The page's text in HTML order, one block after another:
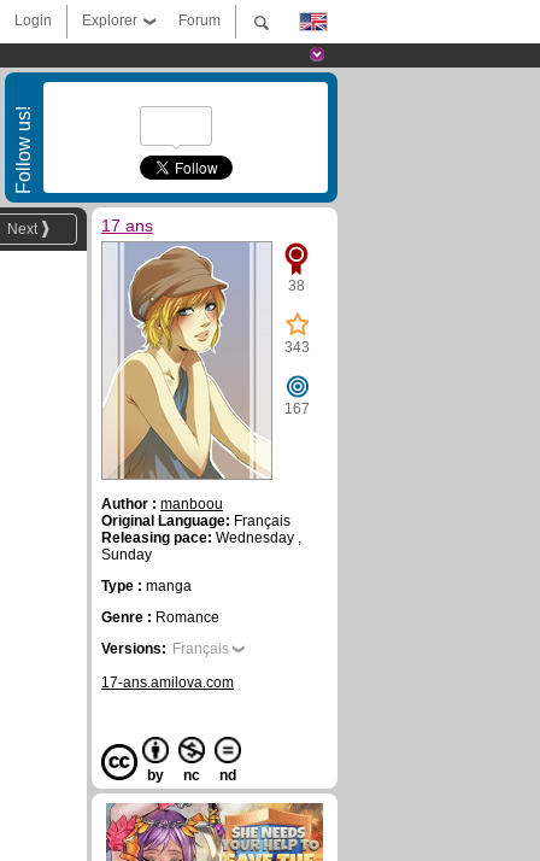
Forum
Explorer
Login
Follow us!
Next 17 ans
38
343
167
Author : manboou
Original Language: Français
Releasing pace: Wednesday ,
Sunday
Type : manga
Genre : Romance
Versions: Français
17-ans.amilova.com
by nc nd